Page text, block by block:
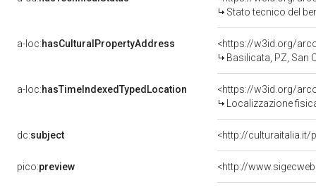
Stato tecnico del
a-loc:hasCulturalPropertyAddress
<https://w3id.org/
Basilicata, PZ, San
a-loc:hasTimeIndexedTypedLocation
<https://w3id.org/
Localizzazione
dc:subject <http://culturaitalia.it/
pico:preview <http://